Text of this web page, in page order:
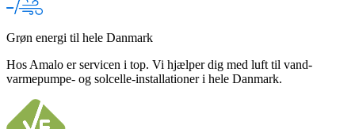
Grøn energi til hele Danmark
Hos Amalo er servicen i top. Vi hjælper dig med luft til vand-
varmepumpe- og solcelle-installationer i hele Danmark.